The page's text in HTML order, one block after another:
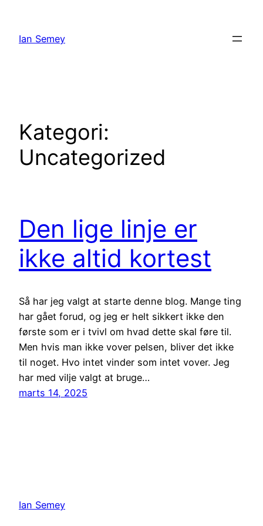
indhold
Ian Semey
Kategori:
Uncategorized
Den lige linje er
ikke altid kortest
Så har jeg valgt at starte denne blog. Mange ting
har gået forud, og jeg er helt sikkert ikke den
første som er i tvivl om hvad dette skal føre til.
Men hvis man ikke vover pelsen, bliver det ikke
til noget. Hvo intet vinder som intet vover. Jeg
har med vilje valgt at bruge…
marts 14, 2025
Ian Semey